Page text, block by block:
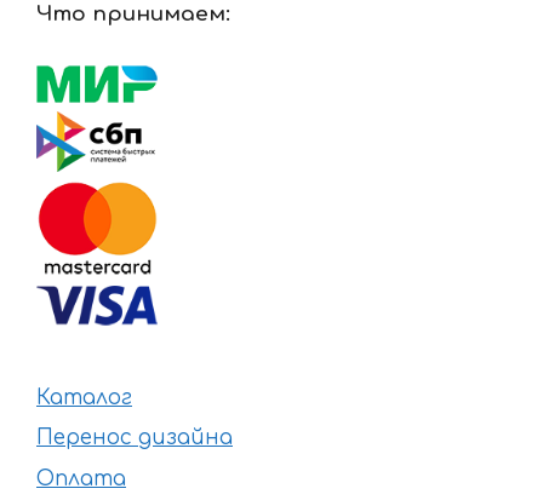
Что принимаем:
Каталог
Перенос дизайна
Оплата